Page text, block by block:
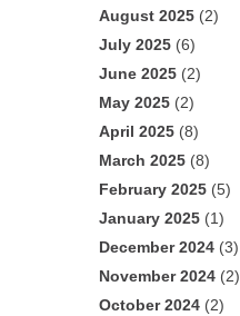
August 2025 (2)
July 2025 (6)
June 2025 (2)
May 2025 (2)
April 2025 (8)
March 2025 (8)
February 2025 (5)
January 2025 (1)
December 2024 (3)
November 2024 (2)
October 2024 (2)